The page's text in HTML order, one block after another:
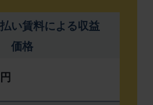
い賃料による収益
価格